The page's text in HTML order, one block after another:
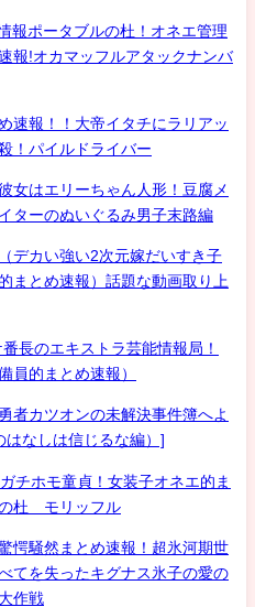
報ポータブルの杜！オネエ管理
報!オカマッフルアタックナンバ
速報！！大帝イタチにラリアッ
！パイルドライバー
はエリーちゃん人形！豆腐メ
ターのぬいぐるみ男子末路編
デカい強い2次元嫁だいすき子
まとめ速報）話題な動画取り上
長のエキストラ芸能情報局！
員的まとめ速報）
者カツオンの未解決事件簿へよ
はなしは信じるな編）]
ホモ童貞！女装子オネエ的ま
の杜 モリッフル
愕騒然まとめ速報！超氷河期世
てを失ったキグナス氷子の愛の
作戦